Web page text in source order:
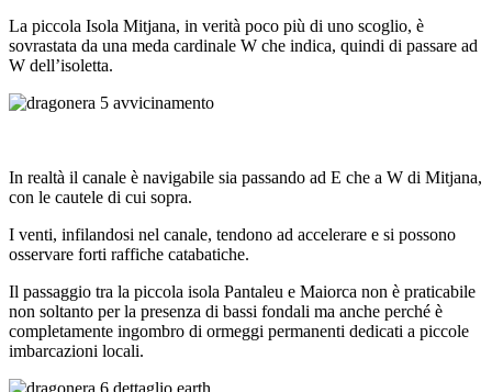
La piccola Isola Mitjana, in verità poco più di uno scoglio, è
sovrastata da una meda cardinale W che indica, quindi di passare ad
W dell’isoletta.
In realtà il canale è navigabile sia passando ad E che a W di Mitjana,
con le cautele di cui sopra.
I venti, infilandosi nel canale, tendono ad accelerare e si possono
osservare forti raffiche catabatiche.
Il passaggio tra la piccola isola Pantaleu e Maiorca non è praticabile
non soltanto per la presenza di bassi fondali ma anche perché è
completamente ingombro di ormeggi permanenti dedicati a piccole
imbarcazioni locali.